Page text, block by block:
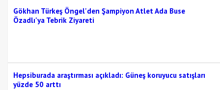
Gökhan Türkeş Öngel'den Şampiyon Atlet Ada Buse
Özadlı'ya Tebrik Ziyareti
Hepsiburada araştırması açıkladı: Güneş koruyucu satışları
yüzde 50 arttı